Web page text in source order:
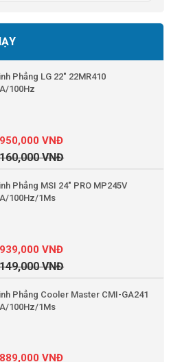
Phẳng LG 22" 22MR410
100Hz
VNĐ
VNĐ
Phẳng MSI 24" PRO MP245V
100Hz/1Ms
VNĐ
VNĐ
Phẳng Cooler Master CMI-GA241
100Hz/1Ms
VNĐ